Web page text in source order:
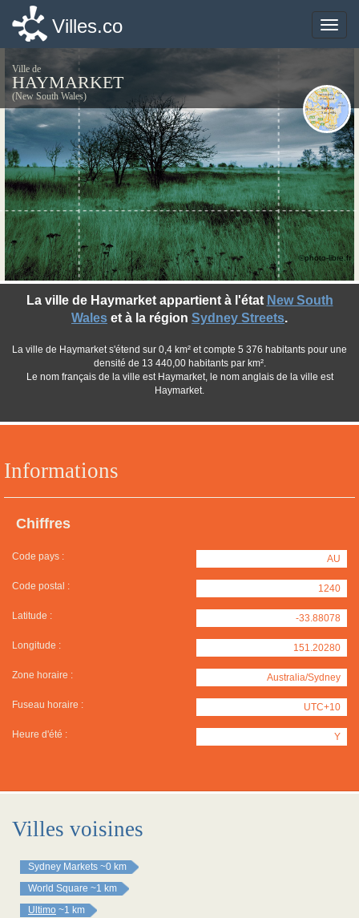
Toggle
Villes.co
Ville de
HAYMARKET
(New South Wales)
Informations
Chiffres
Code pays : AU
Code postal : 1240
Latitude : -33.88078
Longitude : 151.20280
Zone horaire : Australia/Sydney
Fuseau horaire : UTC+10
Heure d'été : Y
La ville de Haymarket appartient à l'état New South
Wales et à la région Sydney Streets.
La ville de Haymarket s'étend sur 0,4 km² et compte 5 376 habitants pour une
densité de 13 440,00 habitants par km².
Le nom français de la ville est Haymarket, le nom anglais de la ville est
Haymarket.
©photo-libre.fr
Villes voisines
Sydney Markets ~0 km
World Square ~1 km
Ultimo ~1 km
Toggle
Villes.co